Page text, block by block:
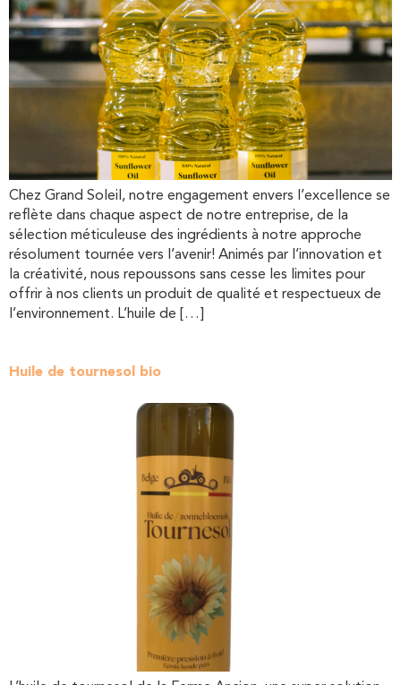
Chez Grand Soleil, notre engagement envers l’excellence se
reflète dans chaque aspect de notre entreprise, de la
sélection méticuleuse des ingrédients à notre approche
résolument tournée vers l’avenir! Animés par l’innovation et
la créativité, nous repoussons sans cesse les limites pour
offrir à nos clients un produit de qualité et respectueux de
l’environnement. L’huile de […]
Huile de tournesol bio